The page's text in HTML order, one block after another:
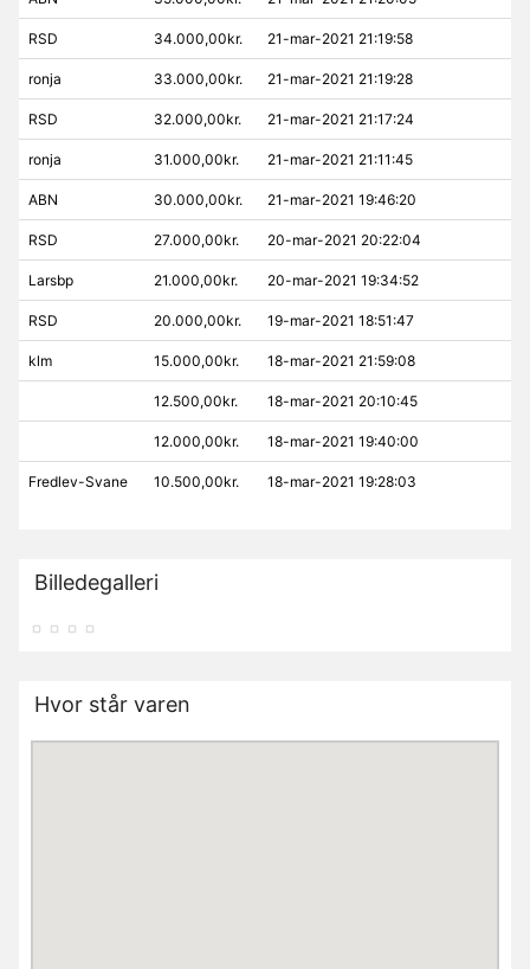
RSD 34.000,00kr. 21-mar-2021 21:19:58
ronja 33.000,00kr. 21-mar-2021 21:19:28
RSD 32.000,00kr. 21-mar-2021 21:17:24
ronja 31.000,00kr. 21-mar-2021 21:11:45
ABN 30.000,00kr. 21-mar-2021 19:46:20
RSD 27.000,00kr. 20-mar-2021 20:22:04
Larsbp 21.000,00kr. 20-mar-2021 19:34:52
RSD 20.000,00kr. 19-mar-2021 18:51:47
klm 15.000,00kr. 18-mar-2021 21:59:08
12.500,00kr. 18-mar-2021 20:10:45
12.000,00kr. 18-mar-2021 19:40:00
Fredlev-Svane 10.500,00kr. 18-mar-2021 19:28:03
Billedegalleri
Hvor står varen